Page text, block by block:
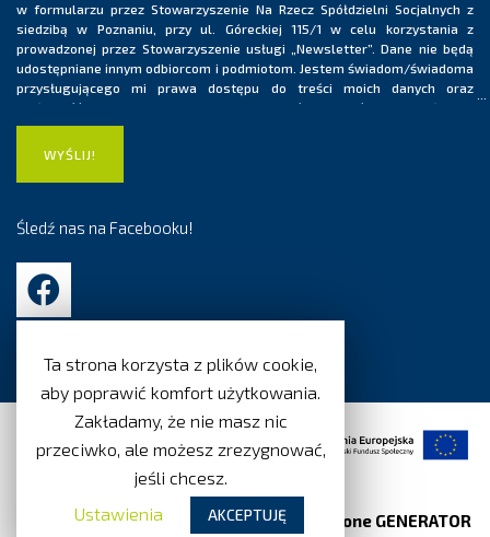
w formularzu przez Stowarzyszenie Na Rzecz Spółdzielni Socjalnych z
siedzibą w Poznaniu, przy ul. Góreckiej 115/1 w celu korzystania z
prowadzonej przez Stowarzyszenie usługi „Newsletter”. Dane nie będą
udostępniane innym odbiorcom i podmiotom. Jestem świadom/świadoma
przysługującego mi prawa dostępu do treści moich danych oraz
możliwość ich poprawiania. Ponadto jestem świadom/świadoma, iż moja
zgoda na przetwarzanie danych osobowych ma charakter dobrowolny i
może być wycofana w dowolnym momencie, co skutkować będzie
„Newsletter”.
Śledź nas na Facebooku!
© 2019-2026 Wszystkie prawa zastrzeżone GENERATOR
Ta strona korzysta z plików cookie,
aby poprawić komfort użytkowania.
Zakładamy, że nie masz nic
przeciwko, ale możesz zrezygnować,
jeśli chcesz.
Ustawienia
AKCEPTUJĘ